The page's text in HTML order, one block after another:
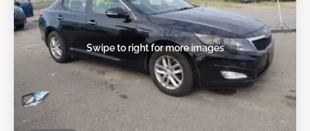
Swipe to right for more images